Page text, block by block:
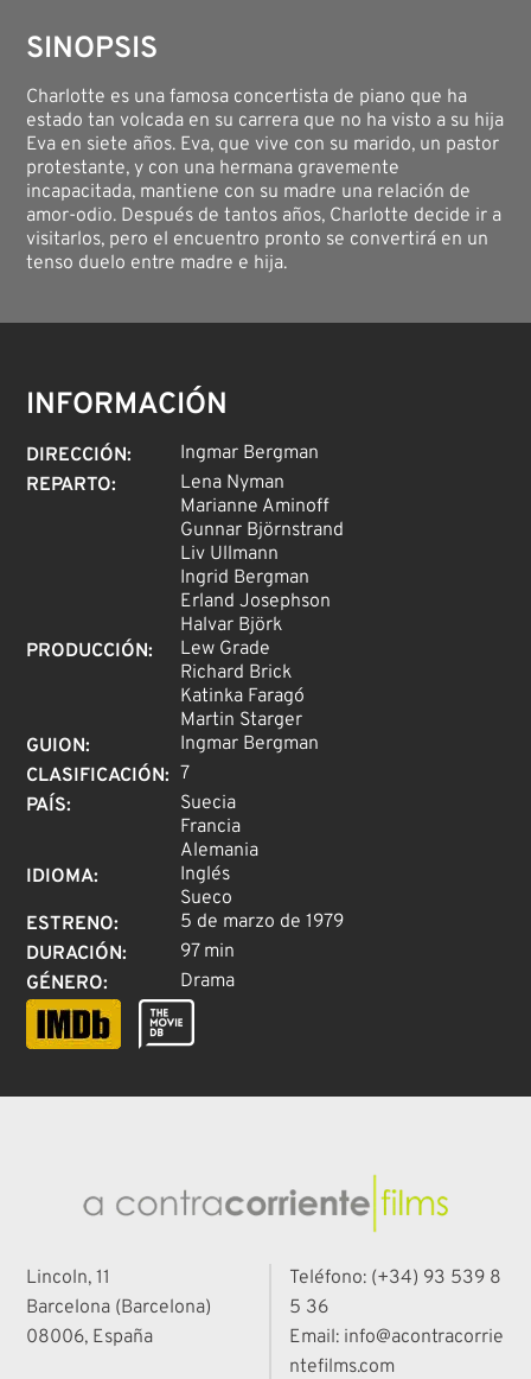
SINOPSIS
Charlotte es una famosa concertista de piano que ha
estado tan volcada en su carrera que no ha visto a su hija
Eva en siete años. Eva, que vive con su marido, un pastor
protestante, y con una hermana gravemente
incapacitada, mantiene con su madre una relación de
amor-odio. Después de tantos años, Charlotte decide ir a
visitarlos, pero el encuentro pronto se convertirá en un
tenso duelo entre madre e hija.
INFORMACIÓN
DIRECCIÓN:
Ingmar Bergman
REPARTO:
Lena Nyman
Marianne Aminoff
Gunnar Björnstrand
Liv Ullmann
Ingrid Bergman
Erland Josephson
Halvar Björk
PRODUCCIÓN:
Lew Grade
Richard Brick
Katinka Faragó
Martin Starger
GUION:
Ingmar Bergman
CLASIFICACIÓN: 7
PAÍS:
Suecia
Francia
Alemania
IDIOMA:
Inglés
Sueco
ESTRENO:
5 de marzo de 1979
DURACIÓN:
97 min
GÉNERO: Drama
Lincoln, 11
Barcelona (Barcelona)
08006, España
Teléfono: (+34) 93 539 8
5 36
Email: info@acontracorrie
ntefilms.com